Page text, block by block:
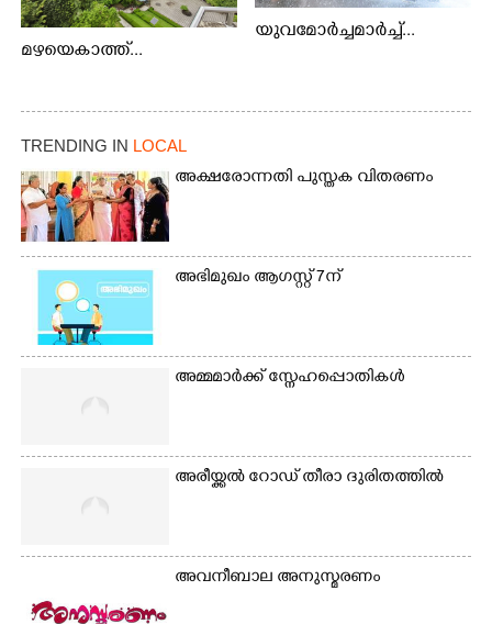
മഴയെകാത്ത്...
യുവമോർച്ചമാർച്ച്...
TRENDING IN LOCAL
അക്ഷരോന്നതി പുസ്തക വിതരണം
അഭിമുഖം ആഗസ്റ്റ് 7ന്
അമ്മമാർക്ക് സ്നേഹപ്പൊതികൾ
അരീയ്ക്കൽ റോഡ് തീരാ ദുരിതത്തിൽ
അവനീബാല അനുസ്മരണം